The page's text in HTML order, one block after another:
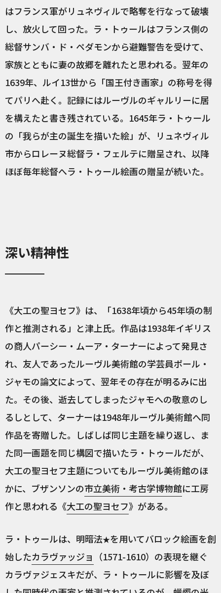
はフランス軍がリュネヴィルで略奪を行なって破壊
し、放火して回った。ラ・トゥールはフランス側の
総督サンバ・ド・ペダモンから避難警告を受けて、
家族とともに妻の故郷を離れたと思われる。翌年の
1639年、ルイ13世から「国王付き画家」の称号を得
てパリへ赴く。記録にはルーヴルのギャルリーに居
を構えたと書き残されている。1645年ラ・トゥール
の「我らが主の誕生を描いた絵」が、リュネヴィル
市からロレーヌ総督ラ・フェルテに贈呈され、以降
ほぼ毎年総督へラ・トゥール絵画の贈呈が続いた。
深い精神性
《大工の聖ヨセフ》は、「1638年頃から45年頃の制
作と推測される」と津上氏。作品は1938年イギリス
の商人パーシー・ムーア・ターナーによって発見さ
れ、友人であったルーヴル美術館の学芸員ポール・
ジャモの論文によって、翌年その存在が明るみに出
た。その後、逝去してしまったジャモへの敬意のし
るしとして、ターナーは1948年ルーヴル美術館へ同
作品を寄贈した。しばしば同じ主題を繰り返し、ま
た同一画題を同じ構図で描いたラ・トゥールだが、
大工の聖ヨセフ主題についてもルーヴル美術館のほ
かに、ブザンソンの市立美術・考古学博物館に工房
作と思われる《大工の聖ヨセフ》がある。
ラ・トゥールは、明暗法★を用いてバロック絵画を創
始したカラヴァッジョ
（1571-1610）の表現を継ぐ
カラヴァジェスキだが、ラ・トゥールに影響を及ぼ